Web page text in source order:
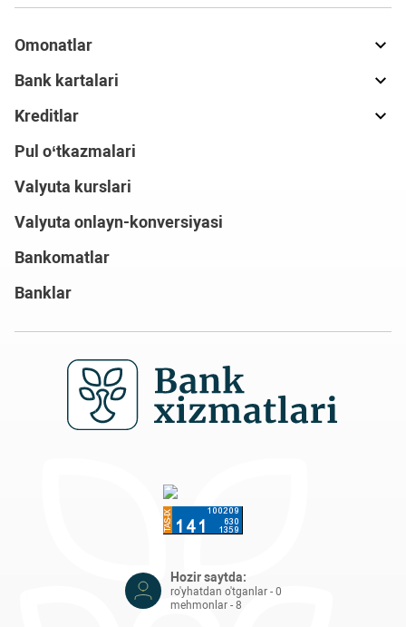
Omonatlar
Bank kartalari
Kreditlar
Pul o‘tkazmalari
Valyuta kurslari
Valyuta onlayn-konversiyasi
Bankomatlar
Banklar
Hozir saytda:
ro'yhatdan o'tganlar - 0
mehmonlar - 8